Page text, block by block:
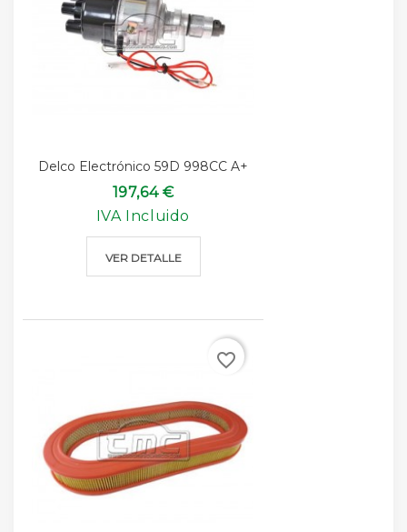
Delco Electrónico 59D 998CC A+
197,64 €
IVA Incluido
VER DETALLE
favorite_border